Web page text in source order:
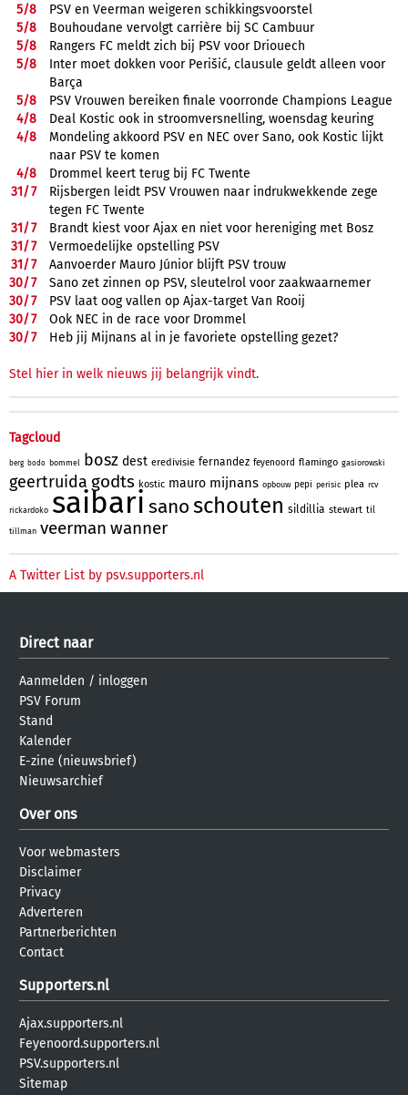
5/8
PSV en Veerman weigeren schikkingsvoorstel
5/8
Bouhoudane vervolgt carrière bij SC Cambuur
5/8
Rangers FC meldt zich bij PSV voor Driouech
5/8
Inter moet dokken voor Perišić, clausule geldt alleen voor
Barça
5/8
PSV Vrouwen bereiken finale voorronde Champions League
4/8
Deal Kostic ook in stroomversnelling, woensdag keuring
4/8
Mondeling akkoord PSV en NEC over Sano, ook Kostic lijkt
naar PSV te komen
4/8
Drommel keert terug bij FC Twente
31/7
Rijsbergen leidt PSV Vrouwen naar indrukwekkende zege
tegen FC Twente
31/7
Brandt kiest voor Ajax en niet voor hereniging met Bosz
31/7
Vermoedelijke opstelling PSV
31/7
Aanvoerder Mauro Júnior blijft PSV trouw
30/7
Sano zet zinnen op PSV, sleutelrol voor zaakwaarnemer
30/7
PSV laat oog vallen op Ajax-target Van Rooij
30/7
Ook NEC in de race voor Drommel
30/7 Heb jij Mijnans al in je favoriete opstelling gezet?
Stel hier in welk nieuws jij belangrijk vindt.
Tagcloud
berg bodo bommel bosz dest eredivisie fernandez feyenoord flamingo gasiorowski
geertruida godts kostic mauro mijnans opbouw pepi perisic plea rcv
rickardoko saibari sanoschouten sildillia stewart til
tillman veerman wanner
A Twitter List by psv.supporters.nl
Direct naar
Aanmelden / inloggen
PSV Forum
Stand
Kalender
E-zine (nieuwsbrief)
Nieuwsarchief
Over ons
Voor webmasters
Disclaimer
Privacy
Adverteren
Partnerberichten
Contact
Supporters.nl
Ajax.supporters.nl
Feyenoord.supporters.nl
PSV.supporters.nl
Sitemap